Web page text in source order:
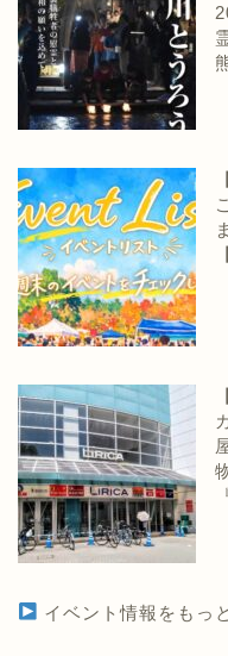
イベント情報をもっ